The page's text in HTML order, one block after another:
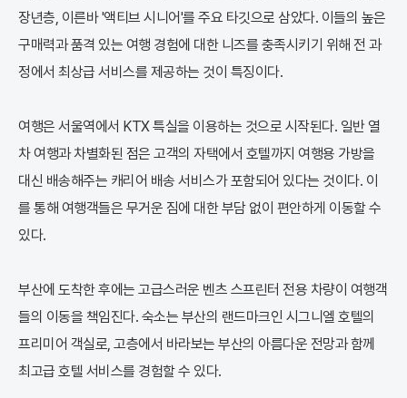
장년층, 이른바 '액티브 시니어'를 주요 타깃으로 삼았다. 이들의 높은
구매력과 품격 있는 여행 경험에 대한 니즈를 충족시키기 위해 전 과
정에서 최상급 서비스를 제공하는 것이 특징이다.
여행은 서울역에서 KTX 특실을 이용하는 것으로 시작된다. 일반 열
차 여행과 차별화된 점은 고객의 자택에서 호텔까지 여행용 가방을
대신 배송해주는 캐리어 배송 서비스가 포함되어 있다는 것이다. 이
를 통해 여행객들은 무거운 짐에 대한 부담 없이 편안하게 이동할 수
있다.
부산에 도착한 후에는 고급스러운 벤츠 스프린터 전용 차량이 여행객
들의 이동을 책임진다. 숙소는 부산의 랜드마크인 시그니엘 호텔의
프리미어 객실로, 고층에서 바라보는 부산의 아름다운 전망과 함께
최고급 호텔 서비스를 경험할 수 있다.